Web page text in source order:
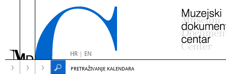
HR| EN
PRETRAŽIVANJE KALENDARA